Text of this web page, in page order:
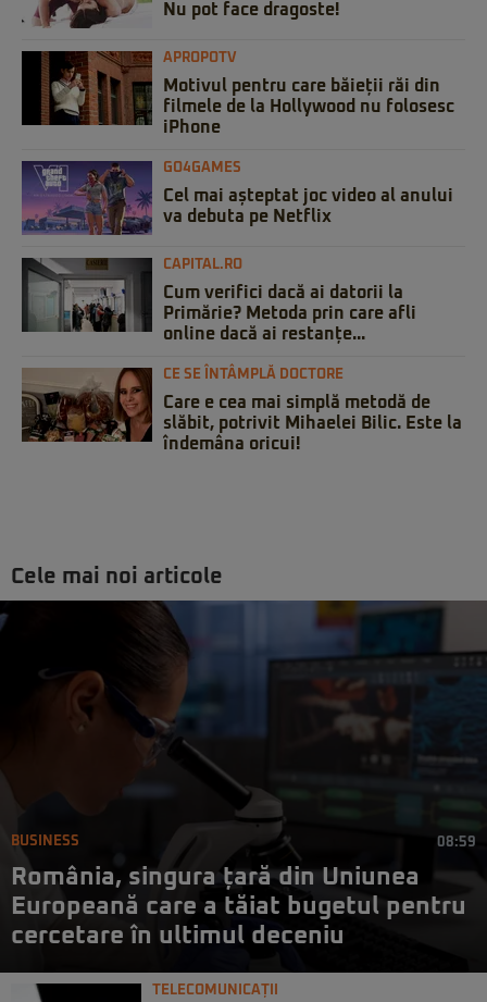
Nu pot face dragoste!
APROPOTV
Motivul pentru care băieții răi din
filmele de la Hollywood nu folosesc
iPhone
GO4GAMES
Cel mai așteptat joc video al anului
va debuta pe Netflix
CAPITAL.RO
Cum verifici dacă ai datorii la
Primărie? Metoda prin care afli
online dacă ai restanțe...
CE SE ÎNTÂMPLĂ DOCTORE
Care e cea mai simplă metodă de
slăbit, potrivit Mihaelei Bilic. Este la
îndemâna oricui!
Cele mai noi articole
BUSINESS 08:59
România, singura țară din Uniunea
Europeană care a tăiat bugetul pentru
cercetare în ultimul deceniu
TELECOMUNICAȚII